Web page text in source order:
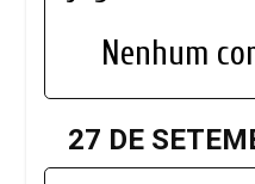
Nenhum
27 DE